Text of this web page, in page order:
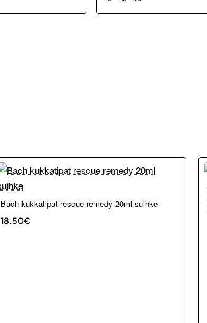
Bach kukkatipat rescue remedy 20ml suihke
18.50€